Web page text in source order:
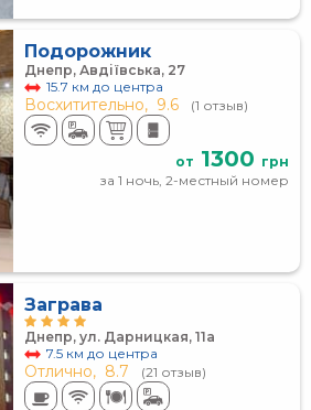
Подорожник
Днепр, Авдіївська, 27
15.7 км до центра
Восхитительно, 9.6 (1 отзыв)
от 1300 грн
за 1 ночь, 2-местный номер
Заграва
Днепр, ул. Дарницкая, 11а
7.5 км до центра
Отлично, 8.7 (21 отзыв)